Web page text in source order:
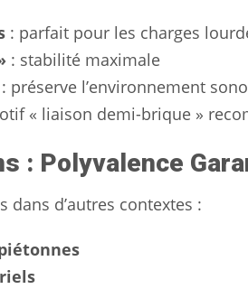
: parfait pour les charges
: stabilité maximale
: préserve l’environnement
« liaison demi-brique »
: Polyvalence
d’autres contextes :